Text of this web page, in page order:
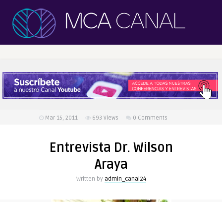
Mar 15, 2011 693 Views 0 Comments
Entrevista Dr. Wilson
Araya
Written by admin_canal24